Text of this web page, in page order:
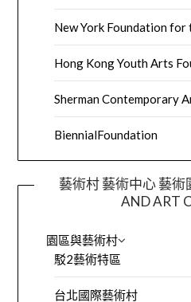
New York Foundation for
Hong Kong Youth Arts
Sherman Contemporary
BiennialFoundation
藝術村 藝術中心 藝術
AND ART
園區與藝術村
駁2藝術特區
台北國際藝術村